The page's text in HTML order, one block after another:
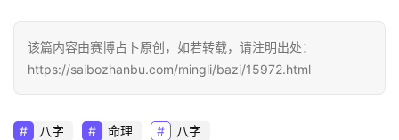
该篇内容由赛博占卜原创，如若转载，请注明出处：
https://saibozhanbu.com/mingli/bazi/15972.html
八字 命理 八字